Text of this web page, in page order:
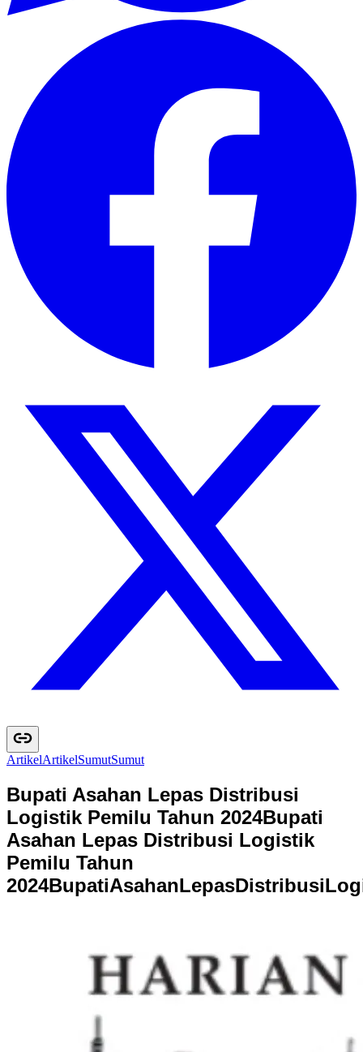
ArtikelArtikelSumutSumut
Bupati Asahan Lepas Distribusi
Logistik Pemilu Tahun 2024Bupati
Asahan Lepas Distribusi Logistik
Pemilu Tahun
2024BupatiAsahanLepasDistribusiLog